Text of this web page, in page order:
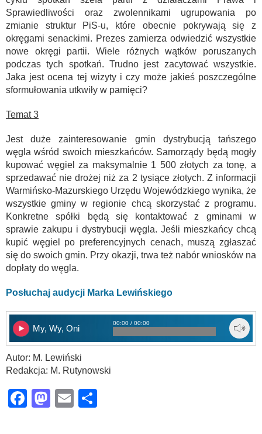
Sprawiedliwości oraz zwolennikami ugrupowania po
zmianie struktur PiS-u, które obecnie pokrywają się z
okręgami senackimi. Prezes zamierza odwiedzić wszystkie
nowe okręgi partii. Wiele różnych wątków poruszanych
podczas tych spotkań. Trudno jest zacytować wszystkie.
Jaka jest ocena tej wizyty i czy może jakieś poszczególne
sformułowania utkwiły w pamięci?
Temat 3
Jest duże zainteresowanie gmin dystrybucją tańszego
węgla wśród swoich mieszkańców. Samorządy będą mogły
kupować węgiel za maksymalnie 1 500 złotych za tonę, a
sprzedawać nie drożej niż za 2 tysiące złotych. Z informacji
Warmińsko-Mazurskiego Urzędu Wojewódzkiego wynika, że
wszystkie gminy w regionie chcą skorzystać z programu.
Konkretne spółki będą się kontaktować z gminami w
sprawie zakupu i dystrybucji węgla. Jeśli mieszkańcy chcą
kupić węgiel po preferencyjnych cenach, muszą zgłaszać
się do swoich gmin. Przy okazji, trwa też nabór wniosków na
dopłaty do węgla.
Posłuchaj audycji Marka Lewińskiego
My, Wy, Oni
00:00 / 00:00
Autor: M. Lewiński
Redakcja: M. Rutynowski
Facebook
Mastodon
Email